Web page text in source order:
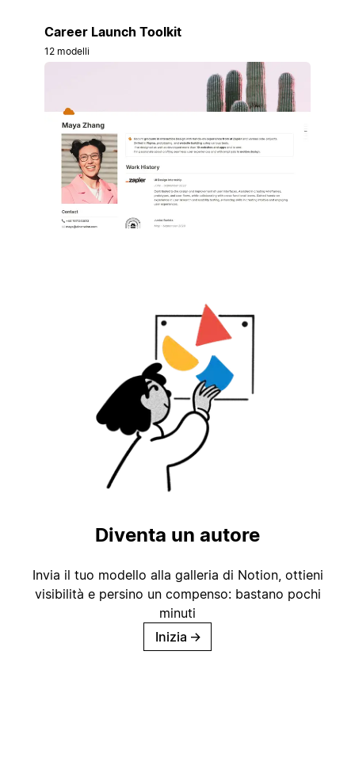
Career Launch Toolkit
12 modelli
Diventa un autore
Invia il tuo modello alla galleria di Notion, ottieni
visibilità e persino un compenso: bastano pochi
minuti
Inizia →